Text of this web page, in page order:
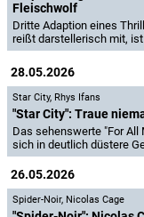
Fleischwolf
Dritte Adaption eines
reißt darstellerisch mit,
28.05.2026
Star City, Rhys Ifans
"Star City": Traue
Das sehenswerte "For
sich in deutlich düstere
26.05.2026
Spider-Noir, Nicolas Cage